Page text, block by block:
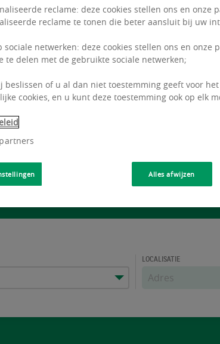
LOCALISATIE
reclame: deze cookies stellen ons en onze
reclame te tonen die beter aansluit bij uw
sociale netwerken: deze cookies stellen ons en onze
te delen met de gebruikte sociale netwerken;
beslissen of u al dan niet toestemming geeft voor
cookies, en u kunt deze toestemming ook op elk
Alles afwijzen